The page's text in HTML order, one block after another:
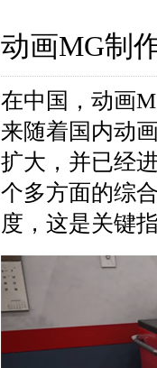
动画MG制
在中国，动画
来随着国内动
扩大，并已经
个多方面的综
度，这是关键